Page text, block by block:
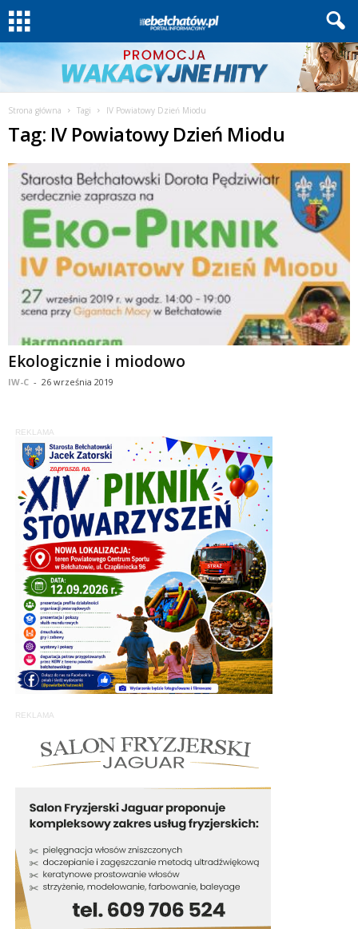
Strona główna Tagi IV Powiatowy Dzień Miodu
Tag: IV Powiatowy Dzień Miodu
Ekologicznie i miodowo
IW-C - 26 września 2019
REKLAMA
REKLAMA